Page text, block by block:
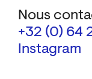
Nous
+32 (0) 64
Instagram